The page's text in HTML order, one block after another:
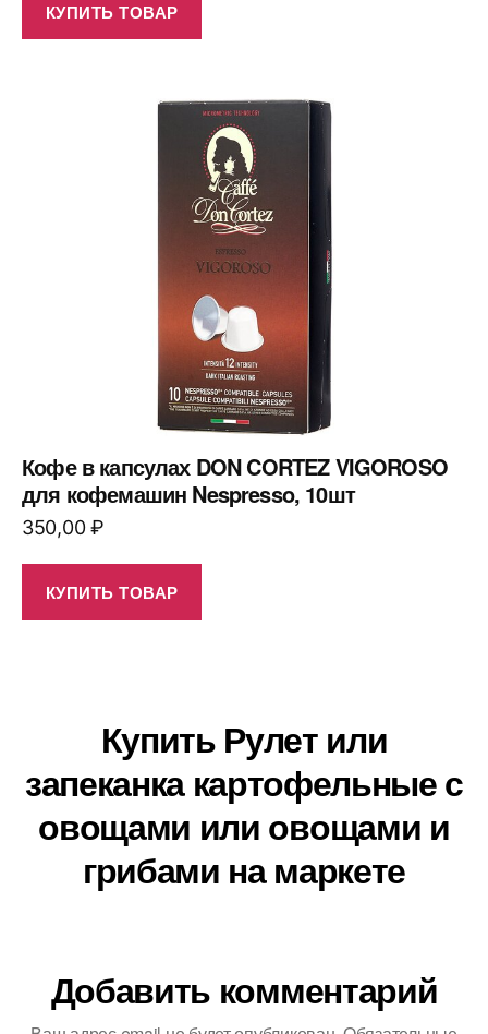
КУПИТЬ ТОВАР
Кофе в капсулах DON CORTEZ VIGOROSO
для кофемашин Nespresso, 10шт
350,00₽
КУПИТЬ ТОВАР
Купить Рулет или
запеканка картофельные с
овощами или овощами и
грибами на маркете
Добавить комментарий